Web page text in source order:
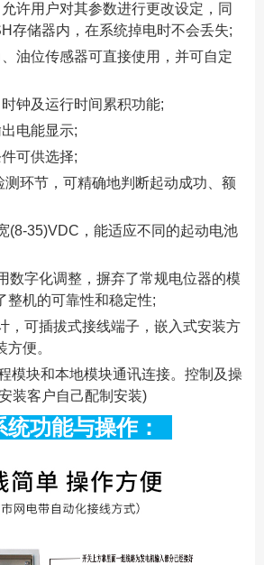
许用户对其参数进行更改设定，同
存储器内，在系统掉电时不会丢失;
油位传感器可直接使用，并可自定
钟及运行时间累积功能;
电能显示;
可供选择;
测环节，可精确地判断起动成功、额
(8-35)VDC，能适应不同的起动电池
数字化调整，摒弃了常规电位器的模
整机的可靠性和稳定性;
，可插拔式接线端子，嵌入式安装方
便。
模块和本地模块通讯连接。控制及操
装客户自己配制安装)
统功能与操作：